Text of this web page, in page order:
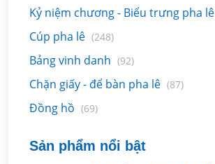
Kỷ niệm chương - Biểu trưng pha lê
Cúp pha lê (248)
Bảng vinh danh (92)
Chặn giấy - để bàn pha lê (87)
Đồng hồ (69)
Sản phẩm nổi bật